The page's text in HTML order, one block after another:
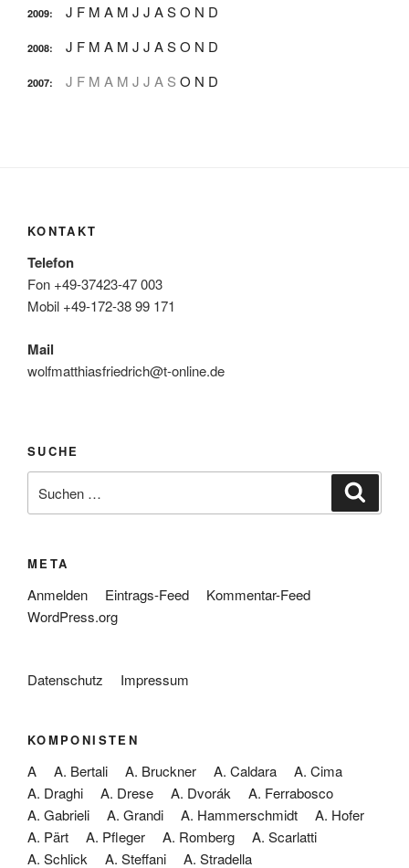
2009: J F M A M J J ASO N D
2008: J F M A M J J ASO N D
2007: J F M A M J J A S O N D
KONTAKT
Telefon
Fon +49-37423-47 003
Mobil +49-172-38 99 171
Mail
wolfmatthiasfriedrich@t-online.de
SUCHE
nach:
META
Anmelden Eintrags-Feed
Kommentar-Feed
WordPress.org
Datenschutz Impressum
KOMPONISTEN
A A. Bertali A. Bruckner A. Caldara
A. Cima
A. Draghi
A. Drese A. Dvorák
A. Ferrabosco
A. Gabrieli
A. Grandi A. Hammerschmidt
A. Hofer
A. Pärt
A. Pfleger A. Romberg
A. Scarlatti
A. Schlick
A. Steffani A. Stradella